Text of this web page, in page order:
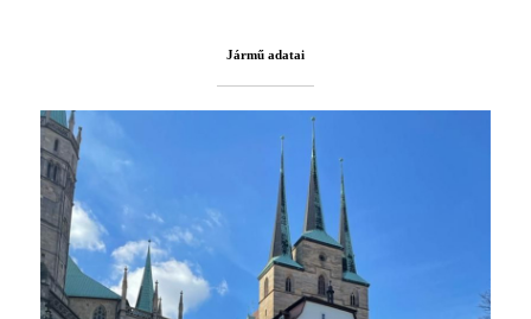
Jármű adatai